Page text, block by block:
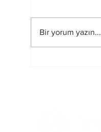
Bir yorum yazın...